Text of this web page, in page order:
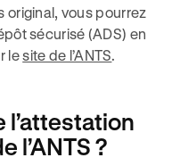
original, vous pourrez
sécurisé (ADS) en
lesite de l’ANTS.
l’attestation
l’ANTS ?